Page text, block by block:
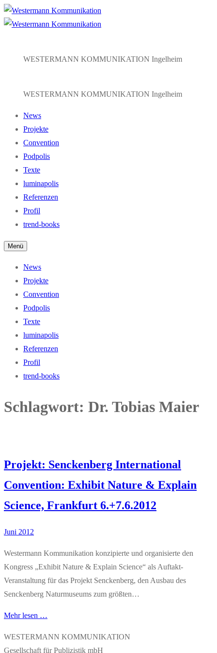
Zum
Inhalt
Menü
Schließen
WESTERMANN KOMMUNIKATION Ingelheim
WESTERMANN KOMMUNIKATION Ingelheim
News
Projekte
Convention
Podpolis
Texte
luminapolis
Referenzen
Profil
trend-books
Menü
News
Projekte
Convention
Podpolis
Texte
luminapolis
Referenzen
Profil
trend-books
Schlagwort: Dr. Tobias Maier
Projekt: Senckenberg International
Convention: Exhibit Nature & Explain
Science, Frankfurt 6.+7.6.2012
Juni 2012
Westermann Kommunikation konzipierte und organisierte den
Kongress „Exhibit Nature & Explain Science“ als Auftakt-
Veranstaltung für das Projekt Senckenberg, den Ausbau des
Senckenberg Naturmuseums zum größten…
Mehr lesen …
WESTERMANN KOMMUNIKATION
Gesellschaft für Publizistik mbH